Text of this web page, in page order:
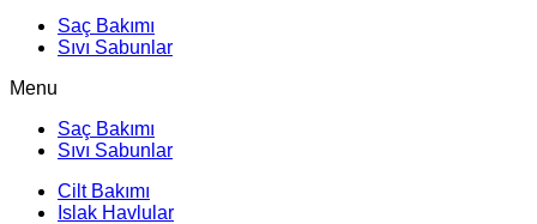
Saç Bakımı
Sıvı Sabunlar
Menu
Saç Bakımı
Sıvı Sabunlar
Cilt Bakımı
Islak Havlular